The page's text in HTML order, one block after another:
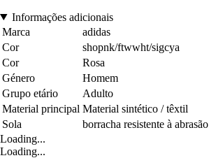
Informações adicionais
Marca
adidas
Cor
shopnk/ftwwht/sigcya
Cor
Rosa
Género
Homem
Grupo etário
Adulto
Material principal Material sintético / têxtil
Sola
borracha resistente à abrasão
Loading...
Loading...